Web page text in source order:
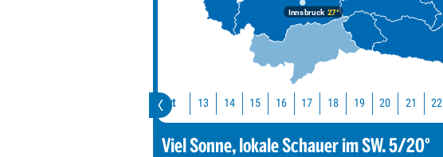
Innsbruck27°
Jetzt 13 14 15 16 17 18 19 20 21
Viel Sonne, lokale Schauer im SW. 5/20°